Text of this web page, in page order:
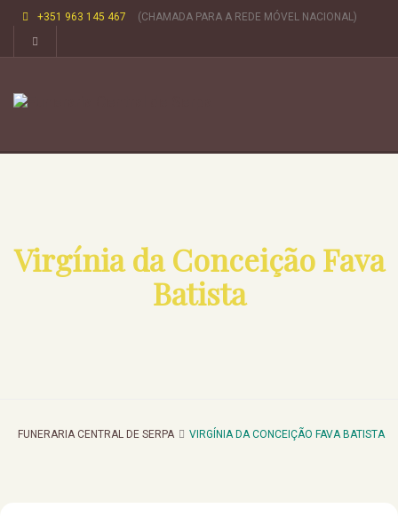
+351 963 145 467 (CHAMADA PARA A REDE MÓVEL NACIONAL)
Virgínia da Conceição Fava
Batista
FUNERARIA CENTRAL DE SERPA VIRGÍNIA DA CONCEIÇÃO FAVA BATISTA